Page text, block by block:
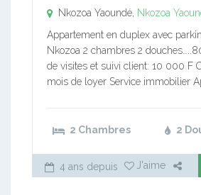
Nkozoa Yaoundé, Nkozoa
Appartement en duplex avec
Nkozoa 2 chambres 2
de visites et suivi client: 10 000 F
mois de loyer Service immobilier
2 Chambres 2
4 ans depuis J'aime